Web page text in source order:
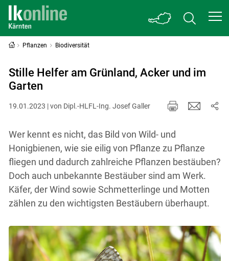
Pflanzen Biodiversität
Stille Helfer am Grünland, Acker und im
Garten
19.01.2023 | von Dipl.-HLFL-Ing. Josef Galler
Wer kennt es nicht, das Bild von Wild- und
Honigbienen, wie sie eilig von Pflanze zu Pflanze
fliegen und dadurch zahlreiche Pflanzen bestäuben?
Doch auch unbekannte Bestäuber sind am Werk.
Käfer, der Wind sowie Schmetterlinge und Motten
zählen zu den wichtigsten Bestäubern überhaupt.